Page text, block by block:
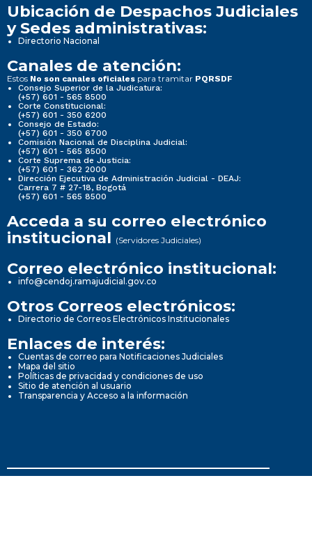
Ubicación de Despachos Judiciales
y Sedes administrativas:
Directorio Nacional
Canales de atención:
Estos No son canales oficiales para tramitar PQRSDF
Consejo Superior de la Judicatura:
(+57) 601 - 565 8500
Corte Constitucional:
(+57) 601 - 350 6200
Consejo de Estado:
(+57) 601 - 350 6700
Comisión Nacional de Disciplina Judicial:
(+57) 601 - 565 8500
Corte Suprema de Justicia:
(+57) 601 - 362 2000
Dirección Ejecutiva de Administración Judicial - DEAJ:
Carrera 7 # 27-18, Bogotá
(+57) 601 - 565 8500
Acceda a su correo electrónico
institucional (Servidores Judiciales)
Correo electrónico institucional:
info@cendoj.ramajudicial.gov.co
Otros Correos electrónicos:
Directorio de Correos Electrónicos Institucionales
Enlaces de interés:
Cuentas de correo para Notificaciones Judiciales
Mapa del sitio
Políticas de privacidad y condiciones de uso
Sitio de atención al usuario
Transparencia y Acceso a la información